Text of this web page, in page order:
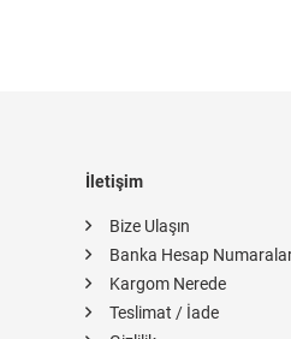
İletişim
Bize Ulaşın
Banka Hesap
Kargom Nerede
Teslimat / İade